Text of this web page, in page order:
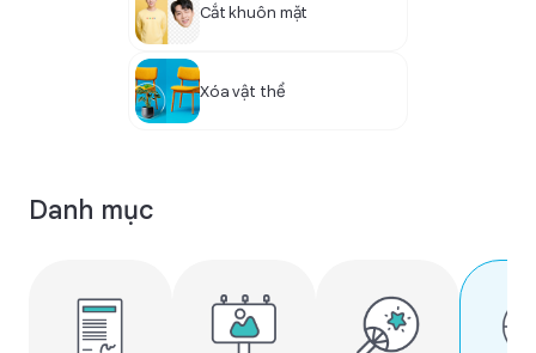
Cắt khuôn mặt
Xóa vật thể
Danh mục